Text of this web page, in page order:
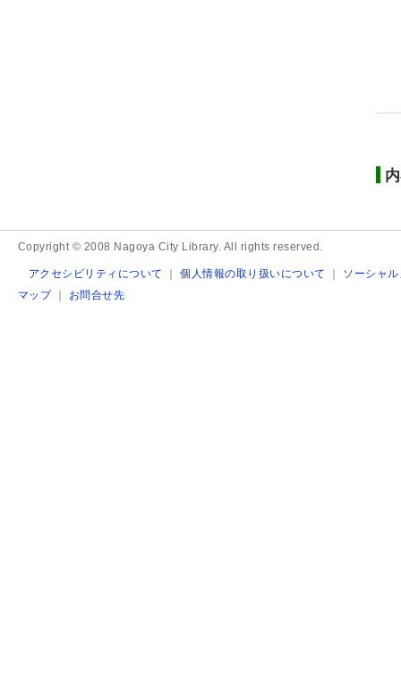
Copyright © 2008 Nagoya City Library. All rights reserved.
アクセシビリティについて ｜個人情報の取り扱いについて ｜ ソーシャ
マップ｜ お問合せ先